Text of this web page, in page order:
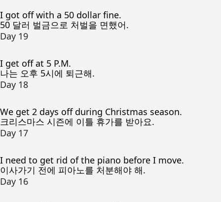
I got off with a 50 dollar fine.
50 달러 벌금으로 처벌을 면했어.
Day 19
I get off at 5 P.M.
나는 오후 5시에 퇴근해.
Day 18
We get 2 days off during Christmas season.
크리스마스 시즌에 이틀 휴가를 받아요.
Day 17
I need to get rid of the piano before I move.
이사가기 전에 피아노를 처분해야 해.
Day 16